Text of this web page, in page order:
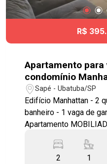
R$
Apartamento para
condomínio
sendo 1 suíte - No
Ubatuba - SP
Sapé - Ubatuba/SP
Edifício Manhattan - 2
banheiro - 1 vaga de garagem
Apartamento
condicionado -
ideal para famílias,
2 1